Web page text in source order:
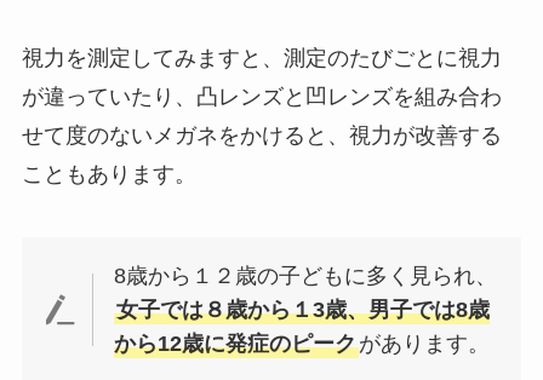
視力を測定してみますと、測定のたびごとに視力
が違っていたり、凸レンズと凹レンズを組み合わ
せて度のないメガネをかけると、視力が改善する
こともあります。
8歳から１２歳の子どもに多く見られ、
女子では８歳から１3歳、男子では8歳
から12歳に発症のピークがあります。